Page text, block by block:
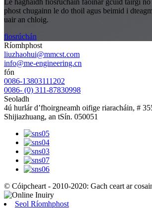
phost chugainn le do thoil agus beimid i
uair an chloig.
fiosrúchán
Ríomhphost
liuzhaohui@mmcst.com
info@me-engineering.cn
fón
0086-13803111202
0086- (0) 311-87830998
Seoladh
4ú hurlár d’fhoirgneamh oifige riaracháin, #
Shijiazhuang, an tSín. 050051
© Cóipcheart - 2010-2020: Gach ceart ar
Seol Ríomhphost